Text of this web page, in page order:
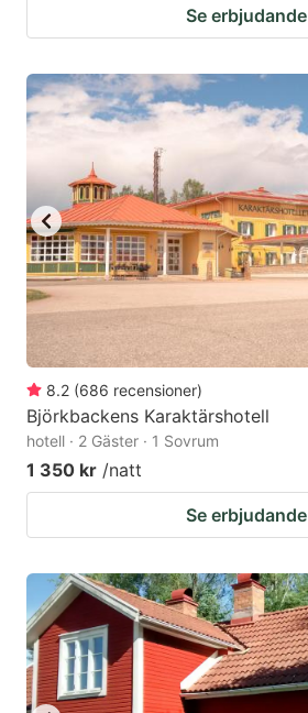
Se erbjudande
8.2 (686 recensioner)
Björkbackens Karaktärshotell
hotell · 2 Gäster · 1 Sovrum
1 350 kr /natt
Se erbjudande